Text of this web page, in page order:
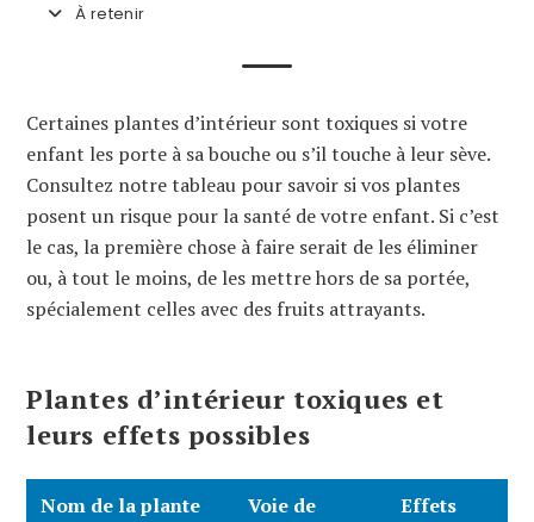
À retenir
Certaines plantes d’intérieur sont toxiques si votre
enfant les porte à sa bouche ou s’il touche à leur sève.
Consultez notre tableau pour savoir si vos plantes
posent un risque pour la santé de votre enfant. Si c’est
le cas, la première chose à faire serait de les éliminer
ou, à tout le moins, de les mettre hors de sa portée,
spécialement celles avec des fruits attrayants.
Plantes d’intérieur toxiques et
leurs effets possibles
Nom de la plante
Voie de
Effets